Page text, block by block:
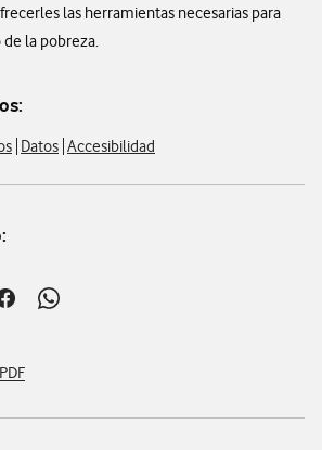
las herramientas necesarias para
la pobreza.
Datos Accesibilidad
en mail
para compartir en linkedin
para compartir en twitter
Abrir ventana para compartir en facebook
Abrir ventana para compartir en